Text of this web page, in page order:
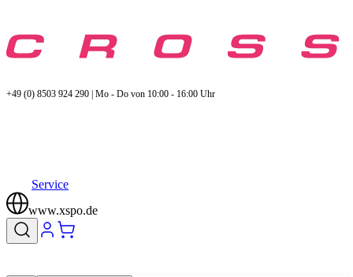
+49 (0) 8503 924 290 | Mo - Do von 10:00 - 16:00 Uhr
Service
www.xspo.de